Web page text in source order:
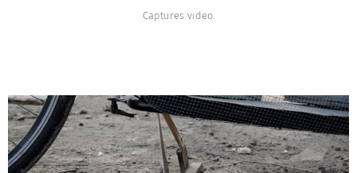
Captures video.